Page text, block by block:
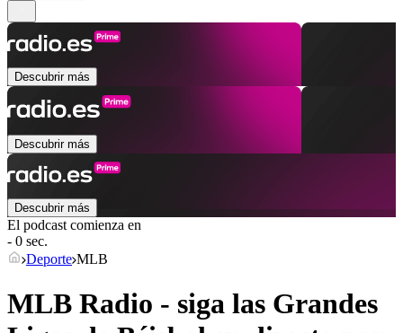
Descubrir más
Descubrir más
Descubrir más
El podcast comienza en
- 0 sec.
Deporte MLB
MLB Radio - siga las Grandes